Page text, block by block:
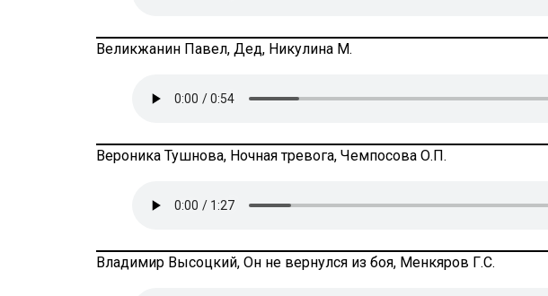
Великжанин Павел, Дед, Никулина М.
Вероника Тушнова, Ночная тревога, Чемпосова О.П.
Владимир Высоцкий, Он не вернулся из боя, Менкяров Г.С.